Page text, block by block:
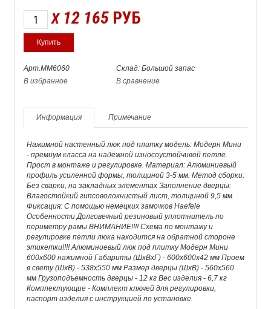
X 12 165 РУБ
Арт.ММ6060
Склад: Большой запас
В избранное
В сравнение
Информация Примечание
Нажимной настенный люк под плитку модель: Модерн Мини
- премиум класса на надежной износоустойчивой петле.
Прост в монтаже и регулировке. Материал: Алюминиевый
профиль усиленной формы, толщиной 3-5 мм. Метод сборки:
Без сварки, на закладных элементах Заполнение дверцы:
Влагостойкий гипсоволокнистый лист, толщиной 9,5 мм.
Фиксация: С помощью немецких замочков Haefele
Особенности Долговечный резиновый уплотнитель по
периметру рамы ВНИМАНИЕ!!!! Схема по монтажу и
регулировке петли люка находится на обратной стороне
этикетки!!!! Алюминиевый люк под плитку Модерн Мини
600х600 нажимной Габариты (ШхВхГ) - 600х600х42 мм Проем
в свету (ШхВ) - 538х550 мм Размер дверцы (ШхВ) - 560х560
мм Грузоподъемность дверцы - 12 кг Вес изделия - 6,7 кг
Комплектующие - Комплект ключей для регулировки,
паспорт изделия с инструкцией по установке.